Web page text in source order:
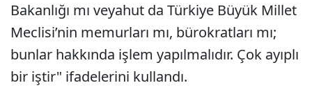
Bakanlığı mı veyahut da Türkiye Büyük Millet
Meclisi’nin memurları mı, bürokratları mı;
bunlar hakkında işlem yapılmalıdır. Çok ayıplı
bir iştir" ifadelerini kullandı.